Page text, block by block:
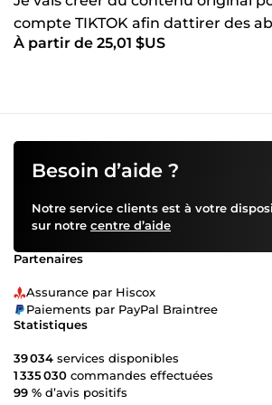
compte TIKTOK afin dattirer des
semaine
À partir de 25,01 $US
Besoin d’aide ?
Notre service clients est à votre
sur notre centre d’aide
Partenaires
Assurance par Hiscox
Paiements par PayPal Braintree
Statistiques
39 034 services disponibles
1 335 030 commandes effectuées
99 % d’avis positifs